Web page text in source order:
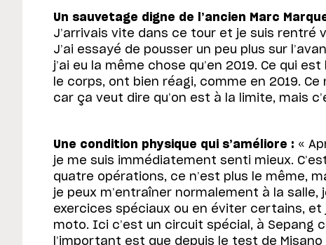
Un sauvetage digne de l’ancien Marc
J’arrivais vite dans ce tour et je suis rentré
J’ai essayé de pousser un peu plus sur
j’ai eu la même chose qu’en 2019. Ce qui
le corps, ont bien réagi, comme en 2019. Ce
car ça veut dire qu’on est à la limite, mais
Une condition physique qui s’améliore : «
je me suis immédiatement senti mieux.
quatre opérations, ce n’est plus le même,
je peux m’entraîner normalement à la salle,
exercices spéciaux ou en éviter certains, et
moto. Ici c’est un circuit spécial, à Sepang
l’important est que depuis le test de Misano